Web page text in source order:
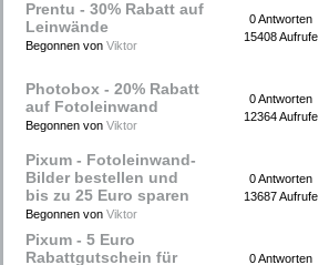
Prentu - 30% Rabatt auf
Leinwände
Begonnen von Viktor
0 Antworten
15408 Aufrufe
Photobox - 20% Rabatt
auf Fotoleinwand
Begonnen von Viktor
0 Antworten
12364 Aufrufe
Pixum - Fotoleinwand-
Bilder bestellen und
bis zu 25 Euro sparen
Begonnen von Viktor
0 Antworten
13687 Aufrufe
Pixum - 5 Euro
Rabattgutschein für
0 Antworten